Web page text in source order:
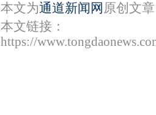
本文为通道新闻网 原创文
本文链接：
https://